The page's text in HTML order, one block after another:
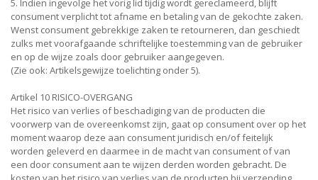
5. Indien ingevolge het vorig lid tijdig wordt gereclameerd, blijft
consument verplicht tot afname en betaling van de gekochte zaken.
Wenst consument gebrekkige zaken te retourneren, dan geschiedt
zulks met voorafgaande schriftelijke toestemming van de gebruiker
en op de wijze zoals door gebruiker aangegeven.
(Zie ook: Artikelsgewijze toelichting onder 5).
Artikel 10 RISICO-OVERGANG
Het risico van verlies of beschadiging van de producten die
voorwerp van de overeenkomst zijn, gaat op consument over op het
moment waarop deze aan consument juridisch en/of feitelijk
worden geleverd en daarmee in de macht van consument of van
een door consument aan te wijzen derden worden gebracht. De